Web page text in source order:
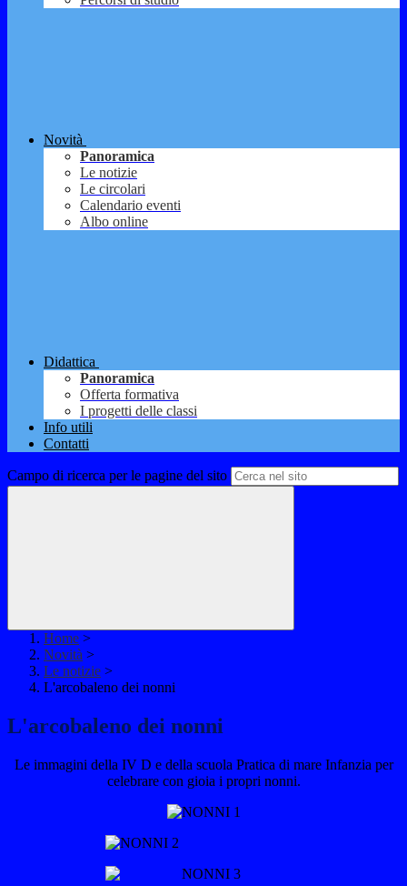
Novità
Panoramica
Le notizie
Le circolari
Calendario eventi
Albo online
Didattica
Panoramica
Offerta formativa
I progetti delle classi
Info utili
Contatti
Campo di ricerca per le pagine del sito
Home >
Novità >
Le notizie >
L'arcobaleno dei nonni
L'arcobaleno dei nonni
Le immagini della IV D e della scuola Pratica di mare Infanzia per
celebrare con gioia i propri nonni.